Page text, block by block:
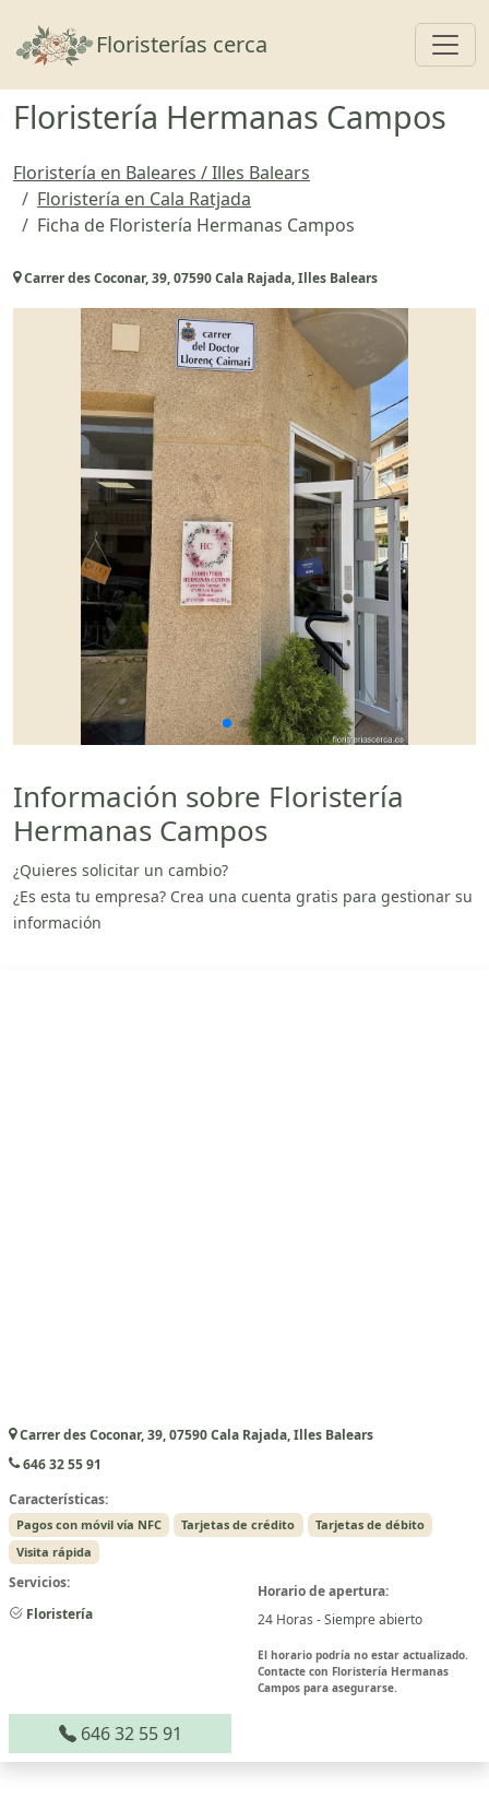
Floristerías cerca
Floristería Hermanas Campos
Floristería en Baleares / Illes Balears
Floristería en Cala Ratjada
Ficha de Floristería Hermanas Campos
Carrer des Coconar, 39, 07590 Cala Rajada, Illes Balears
Información sobre Floristería
Hermanas Campos
¿Quieres solicitar un cambio?
¿Es esta tu empresa? Crea una cuenta gratis para gestionar su
información
Carrer des Coconar, 39, 07590 Cala Rajada, Illes Balears
646 32 55 91
Características:
Pagos con móvil vía NFC Tarjetas de crédito
Tarjetas de débito
Visita rápida
Servicios:
Floristería
Horario de apertura:
24 Horas - Siempre abierto
El horario podría no estar actualizado.
Contacte con Floristería Hermanas
Campos para asegurarse.
646 32 55 91